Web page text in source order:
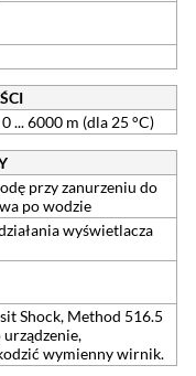
... 6000 m (dla 25 °C)
przy zanurzeniu do
po wodzie
wyświetlacza
Shock, Method 516.5
wymienny wirnik.